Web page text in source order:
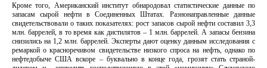
Кроме того, Американский институт обнародовал статистические данные по
запасам сырой нефти в Соединенных Штатах. Разнонаправленные данные
свидетельствовали о таких показателях: рост запасов сырой нефти составил 3,3
млн. баррелей, в то время как дистилятов – 1 млн. баррелей. А запасы бензина
снизились на 1,2 млн. баррелей. Эксперты дают оценку данным исследования с
ремаркой о красноречивом свидетельстве низкого спроса на нефть, однако по
нефтедобыче США вскоре – буквально в конце года, грозят стать страной-